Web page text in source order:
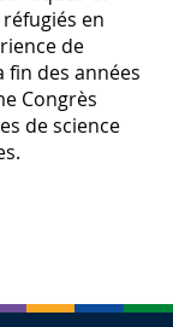
en
de
fin des années
Congrès
de science